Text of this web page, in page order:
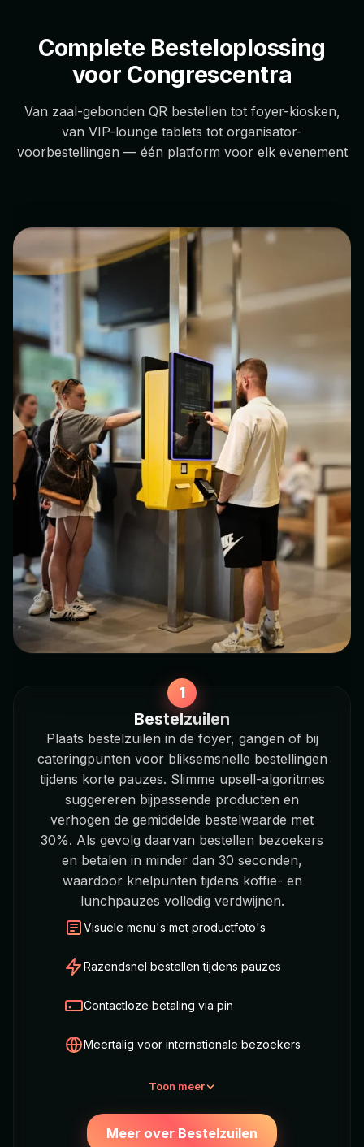
Complete Besteloplossing
voor Congrescentra
Van zaal-gebonden QR bestellen tot foyer-kiosken,
van VIP-lounge tablets tot organisator-
voorbestellingen — één platform voor elk evenement
Bestelzuilen
Plaats bestelzuilen in de foyer, gangen of bij
cateringpunten voor bliksemsnelle bestellingen
tijdens korte pauzes. Slimme upsell-algoritmes
suggereren bijpassende producten en
verhogen de gemiddelde bestelwaarde met
30%. Als gevolg daarvan bestellen bezoekers
en betalen in minder dan 30 seconden,
waardoor knelpunten tijdens koffie- en
lunchpauzes volledig verdwijnen.
Visuele menu's met productfoto's
Razendsnel bestellen tijdens pauzes
Contactloze betaling via pin
Meertalig voor internationale bezoekers
Toon meer
Meer over Bestelzuilen